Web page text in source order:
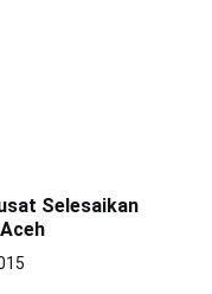
Selesaikan